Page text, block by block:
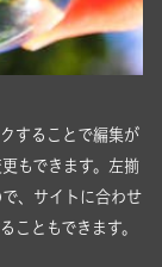
することで編集が
もできます。左揃
、サイトに合わせ
こともできます。